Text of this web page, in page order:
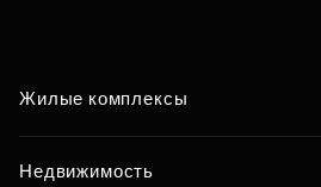
Жилые комплексы
Недвижимость